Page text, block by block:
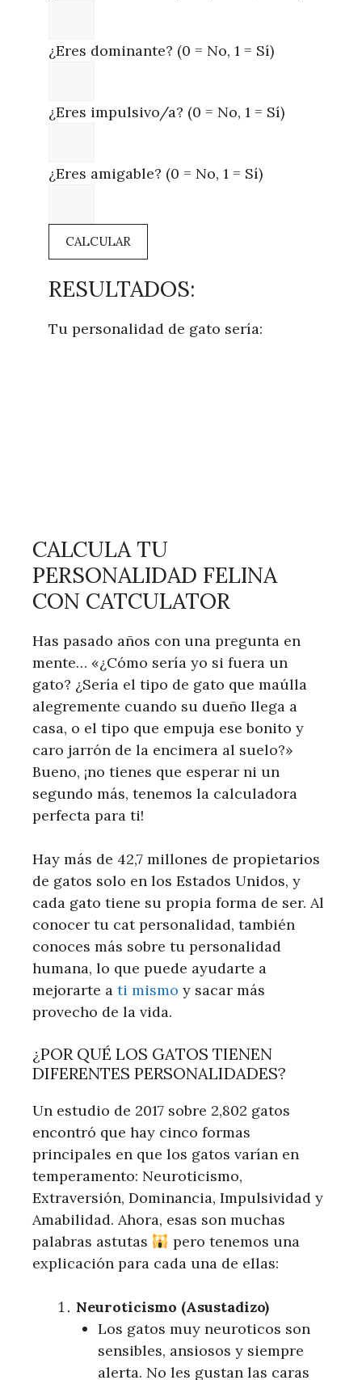
¿Eres dominante? (0 = No, 1 = Sí)
¿Eres impulsivo/a? (0 = No, 1 = Sí)
¿Eres amigable? (0 = No, 1 = Sí)
CALCULAR
RESULTADOS:
Tu personalidad de gato sería:
CALCULA TU
PERSONALIDAD FELINA
CON CATCULATOR
Has pasado años con una pregunta en
mente… «¿Cómo sería yo si fuera un
gato? ¿Sería el tipo de gato que maúlla
alegremente cuando su dueño llega a
casa, o el tipo que empuja ese bonito y
caro jarrón de la encimera al suelo?»
Bueno, ¡no tienes que esperar ni un
segundo más, tenemos la calculadora
perfecta para ti!
Hay más de 42,7 millones de propietarios
de gatos solo en los Estados Unidos, y
cada gato tiene su propia forma de ser. Al
conocer tu cat personalidad, también
conoces más sobre tu personalidad
humana, lo que puede ayudarte a
mejorarte a ti mismo y sacar más
provecho de la vida.
¿POR QUÉ LOS GATOS TIENEN
DIFERENTES PERSONALIDADES?
Un estudio de 2017 sobre 2,802 gatos
encontró que hay cinco formas
principales en que los gatos varían en
temperamento: Neuroticismo,
Extraversión, Dominancia, Impulsividad y
Amabilidad. Ahora, esas son muchas
palabras astutas
pero tenemos una
explicación para cada una de ellas:
Neuroticismo (Asustadizo)
Los gatos muy neuroticos son
sensibles, ansiosos y siempre
alerta. No les gustan las caras